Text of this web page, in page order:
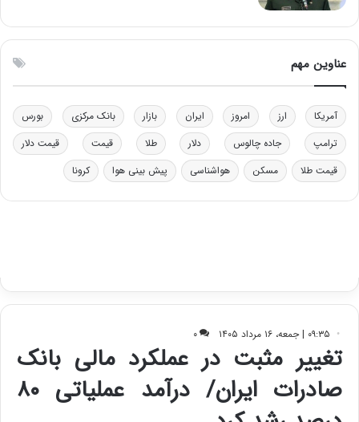
ی
ن
ر
ت
ی
ب
ا
ی
عناوین مهم
آمریکا ارز امروز ایران بازار بانک مرکزی
بورس
ترامپ
جاده چالوس دلار طلا قیمت
قیمت دلار
قیمت طلا
مسکن هواشناسی پیش بینی هوا کرونا